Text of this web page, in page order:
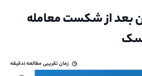
بعد از شکست معامله
زمان تقریبی مطالعه۱دقیقه